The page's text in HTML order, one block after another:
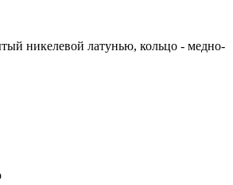
никелевой латунью, кольцо - медно-